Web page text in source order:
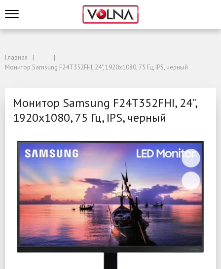
Главная
Монитор Samsung F24T352FHI, 24", 1920x1080, 75 Гц, IPS, черный
Монитор Samsung F24T352FHI, 24",
1920x1080, 75 Гц, IPS, черный